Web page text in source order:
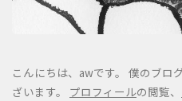
こんにちは、awです。 僕のブロ
ざいます。 プロフィールの閲覧、